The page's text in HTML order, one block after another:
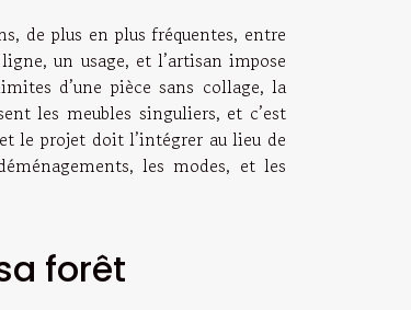
de plus en plus fréquentes, entre
un usage, et l’artisan impose
d’une pièce sans collage, la
les meubles singuliers, et c’est
le projet doit l’intégrer au lieu de
les modes, et les
forêt